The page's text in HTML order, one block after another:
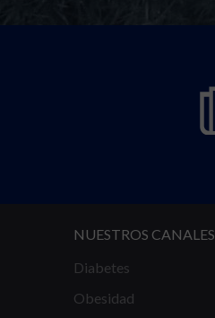
NUESTROS CANALES
Diabetes
Obesidad